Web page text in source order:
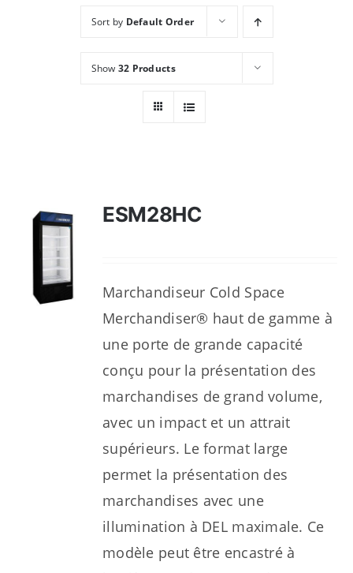
Sort by Default Order
Show 32 Products
ESM28HC
Marchandiseur Cold Space
Merchandiser® haut de gamme à
une porte de grande capacité
conçu pour la présentation des
marchandises de grand volume,
avec un impact et un attrait
supérieurs. Le format large
permet la présentation des
marchandises avec une
illumination à DEL maximale. Ce
modèle peut être encastré à